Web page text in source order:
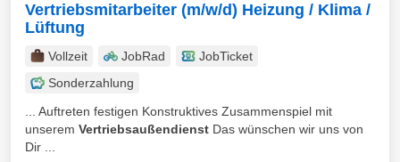
Vertriebsmitarbeiter (m/w/d) Heizung / Klima /
Lüftung
Vollzeit JobRad
JobTicket
Sonderzahlung
... Auftreten festigen Konstruktives Zusammenspiel mit
unserem Vertriebsaußendienst Das wünschen wir uns von
Dir ...